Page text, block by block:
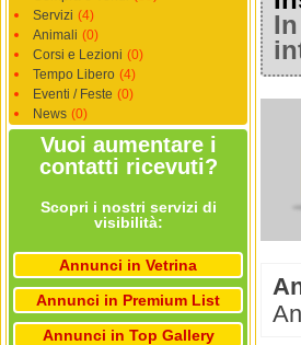
Servizi (4)
Animali (0)
Corsi e Lezioni (0)
Tempo Libero (4)
Eventi / Feste (0)
News (0)
Vuoi aumentare i
contatti ricevuti?
Scopri i nostri servizi di
visibilità:
Annunci in Vetrina
Annunci in Premium List
Annunci in Top Gallery